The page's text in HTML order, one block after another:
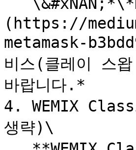
(https://
metamask-
비스(클레이 스
바랍니다.*
4. WEMIX
생략)\